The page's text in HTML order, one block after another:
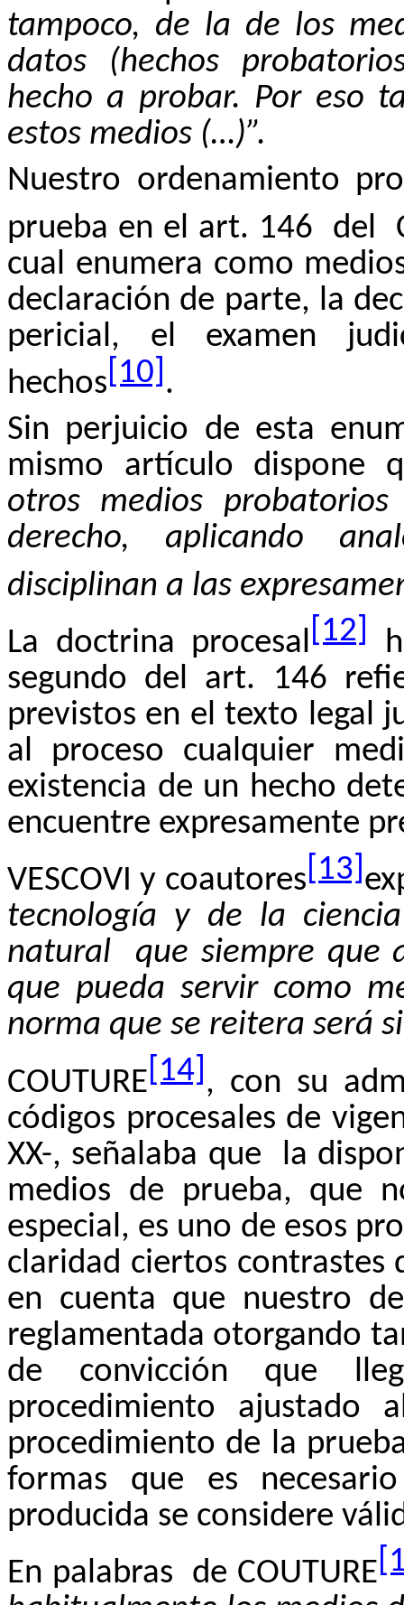
tampoco, de la de los
datos (hechos
hecho a probar. Por eso
estos medios (…)”.
Nuestro ordenamiento
prueba en el art. 146
del
cual enumera como
declaración de parte, la
pericial, el examen
hechos [10] .
Sin perjuicio de esta
mismo artículo dispone
otros medios
derecho, aplicando
disciplinan a las
La doctrina procesal [12]
segundo del art. 146
previstos en el texto legal
al proceso cualquier
existencia de un hecho
encuentre expresamente
VESCOVI y coautores [13]
tecnología y de la
natural
que siempre que
que pueda servir como
norma que se reitera será
COUTURE [14] , con su
códigos procesales de
XX-, señalaba que
la
medios de prueba, que
especial, es uno de esos
claridad ciertos contrastes
en cuenta que nuestro
reglamentada otorgando
de convicción que
procedimiento ajustado
procedimiento de la
formas que es
producida se considere
En palabras de COUTURE